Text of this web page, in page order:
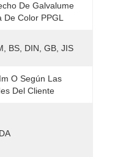
De Galvalume
De Color PPGL
BS, DIN, GB, JIS
O Según Las
Del Cliente